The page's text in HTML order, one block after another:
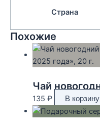
Страна
Похожие
135 ₽ В корзину